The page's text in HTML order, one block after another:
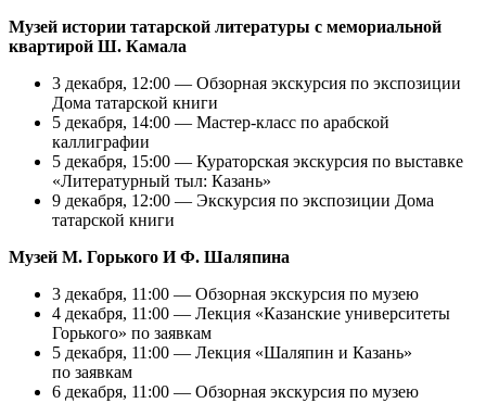
Музей истории татарской литературы с мемориальной
квартирой Ш. Камала
3 декабря, 12:00 — Обзорная экскурсия по экспозиции
Дома татарской книги
5 декабря, 14:00 — Мастер-класс по арабской
каллиграфии
5 декабря, 15:00 — Кураторская экскурсия по выставке
«Литературный тыл: Казань»
9 декабря, 12:00 — Экскурсия по экспозиции Дома
татарской книги
Музей М. Горького И Ф. Шаляпина
3 декабря, 11:00 — Обзорная экскурсия по музею
4 декабря, 11:00 — Лекция «Казанские университеты
Горького» по заявкам
5 декабря, 11:00 — Лекция «Шаляпин и Казань»
по заявкам
6 декабря, 11:00 — Обзорная экскурсия по музею